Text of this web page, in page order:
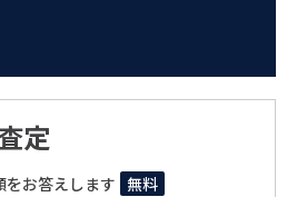
定
をお答えします 無料